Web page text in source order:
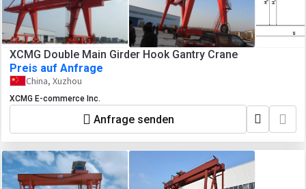
XCMG Double Main Girder Hook Gantry Crane
Preis auf Anfrage
China, Xuzhou
XCMG E-commerce Inc.
Anfrage senden